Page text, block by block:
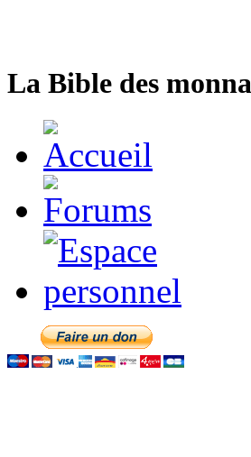
La Bible des